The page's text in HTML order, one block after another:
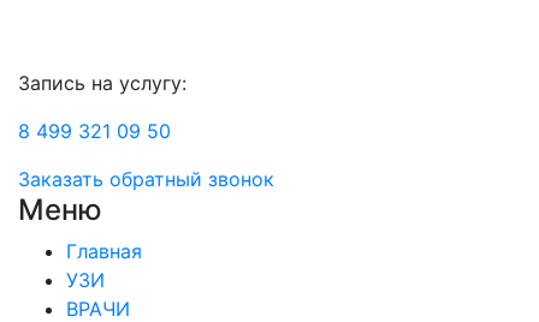
Запись на услугу:
8 499 321 09 50
Заказать обратный звонок
Меню
Главная
УЗИ
ВРАЧИ